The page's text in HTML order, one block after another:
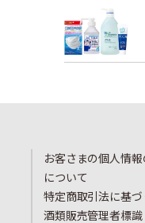
お客さまの個人情
について
特定商取引法に基
酒類販売管理者標識